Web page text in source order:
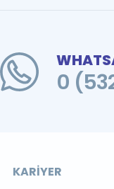
0
KARIYER